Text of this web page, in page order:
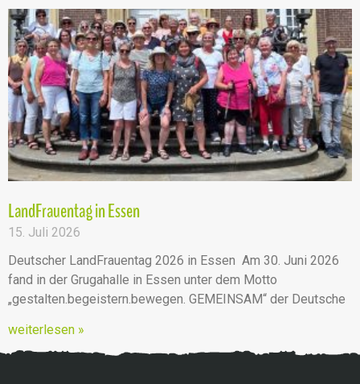
LandFrauentag in Essen
15. Juli 2026
Deutscher LandFrauentag 2026 in Essen Am 30. Juni 2026
fand in der Grugahalle in Essen unter dem Motto
„gestalten.begeistern.bewegen. GEMEINSAM“ der Deutsche
weiterlesen »